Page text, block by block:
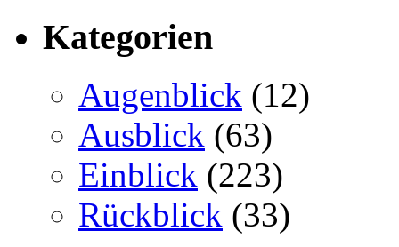
Kategorien
Augenblick (12)
Ausblick (63)
Einblick (223)
Rückblick (33)